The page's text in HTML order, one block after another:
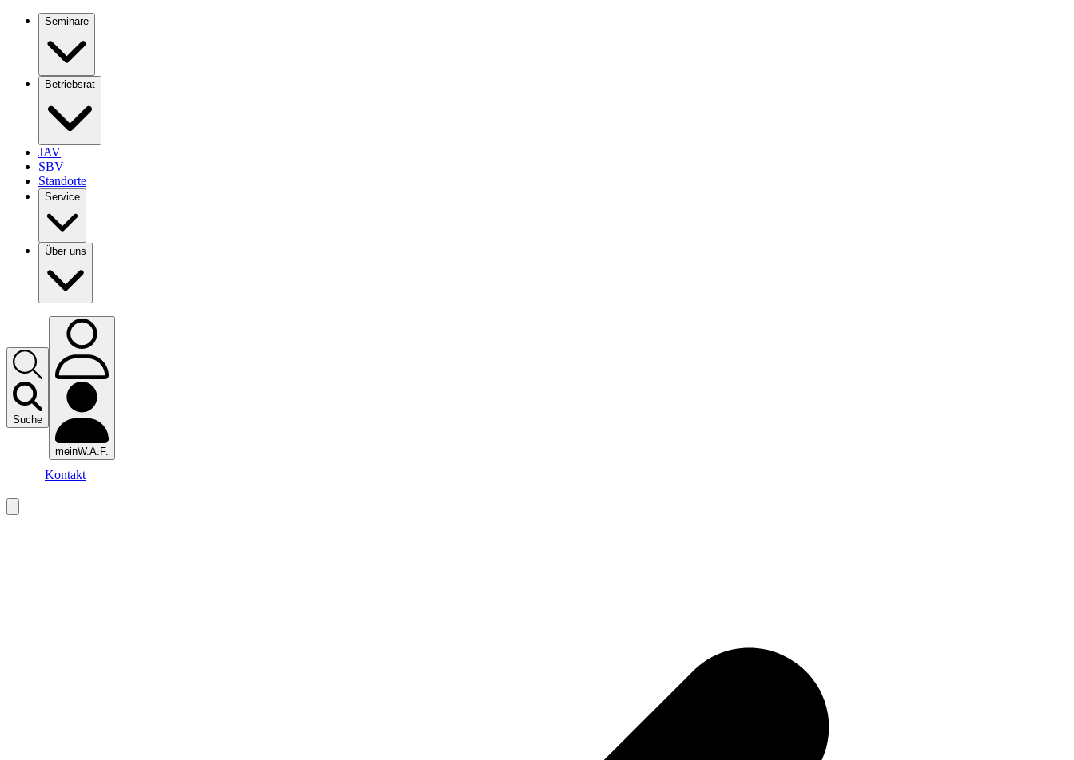
Seminare
Betriebsrat
JAV
SBV
Standorte
Service
Über uns
Suche
meinW.A.F.
Kontakt